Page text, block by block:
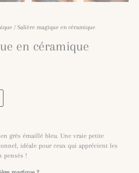
/ Salière magique en céramique
en céramique
grès émaillé bleu. Une vraie petite
idéale pour ceux qui apprécient les
pensés !